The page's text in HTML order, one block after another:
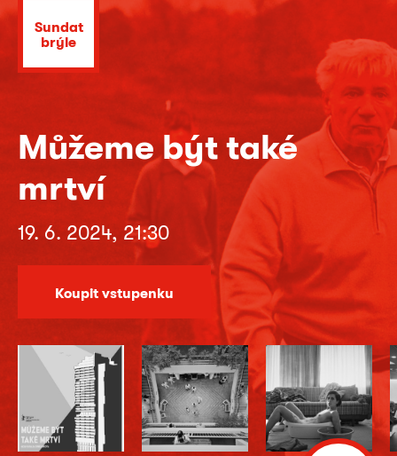
Sundat
brýle
Můžeme být také
mrtví
19. 6. 2024, 21:30
Koupit vstupenku